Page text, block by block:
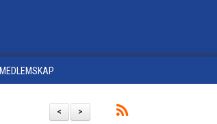
MEDLEMSKAP
>
<